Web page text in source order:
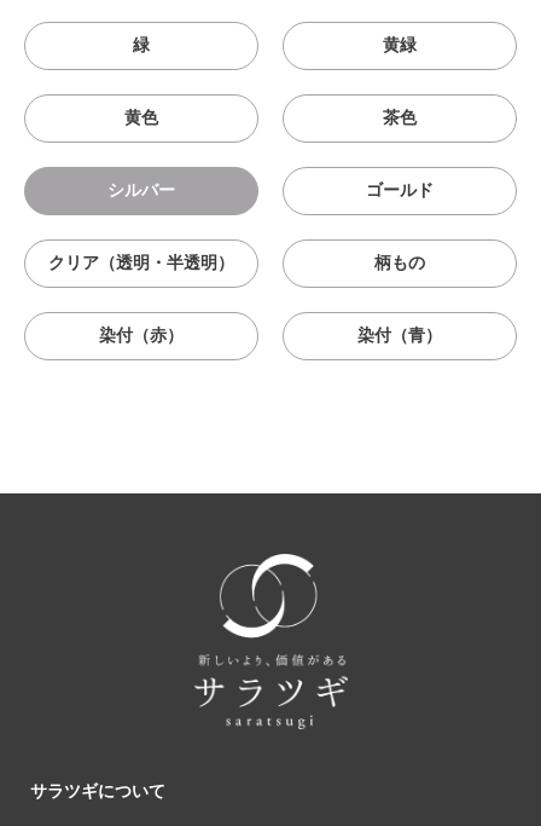
緑 黄緑
黄色 茶色
シルバー ゴールド
クリア（透明・半透明） 柄もの
染付（赤） 染付（青）
サラツギについて